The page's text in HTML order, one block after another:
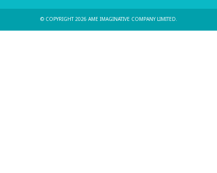
© COPYRIGHT 2026 AME IMAGINATIVE COMPANY LIMITED.